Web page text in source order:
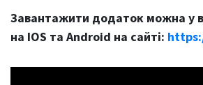
Завантажити додаток можна у
на IOS та Android на сайті: